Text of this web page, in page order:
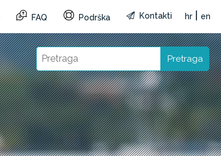
FAQ Podrška Kontakti hr en
Pretraga